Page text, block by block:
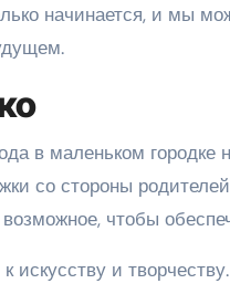
начинается, и мы
в маленьком
со стороны
чтобы
искусству и